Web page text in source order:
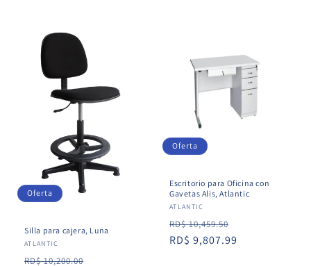
Oferta
Silla para cajera, Luna
Proveedor:
ATLANTIC
Precio
RD$ 10,200.00
Oferta
Escritorio para Oficina con
Gavetas Alis, Atlantic
Proveedor:
ATLANTIC
Precio
habitual
RD$ 10,459.50
de
RD$ 9,807.99